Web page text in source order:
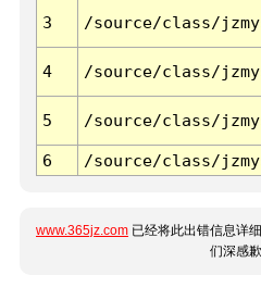
3 /source/class/
4 /source/class/
5 /source/class/
6 /source/class/
www.365jz.com 已经将此出错信息详
们深感